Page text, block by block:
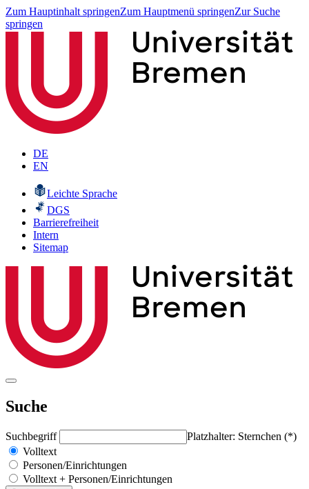
Zum Hauptinhalt springenZum Hauptmenü springenZur Suche
springen
DE
EN
Leichte Sprache
DGS
Barrierefreiheit
Intern
Sitemap
Suche
Suchbegriff
Platzhalter: Sternchen (*)
Volltext
Personen/Einrichtungen
Volltext + Personen/Einrichtungen